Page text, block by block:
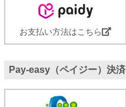
お支払い方法はこちら
Pay-easy（ペイジー）決済